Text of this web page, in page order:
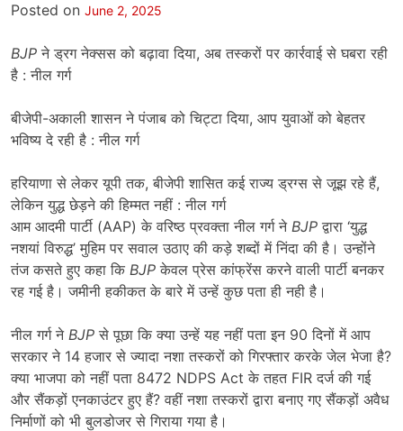
Posted on June 2, 2025
BJPने ड्रग नेक्सस को बढ़ावा दिया, अब तस्करों पर कार्रवाई से घबरा रही
है : नील गर्ग
बीजेपी-अकाली शासन ने पंजाब को चिट्टा दिया, आप युवाओं को बेहतर
भविष्य दे रही है : नील गर्ग
हरियाणा से लेकर यूपी तक, बीजेपी शासित कई राज्य ड्रग्स से जूझ रहे हैं,
लेकिन युद्ध छेड़ने की हिम्मत नहीं : नील गर्ग
आम आदमी पार्टी (AAP) के वरिष्ठ प्रवक्ता नील गर्ग ने BJPद्वारा ‘युद्ध
नशयां विरुद्ध’ मुहिम पर सवाल उठाए की कड़े शब्दों में निंदा की है। उन्होंने
तंज कसते हुए कहा कि BJPकेवल प्रेस कांफ्रेंस करने वाली पार्टी बनकर
रह गई है। जमीनी हकीकत के बारे में उन्हें कुछ पता ही नही है।
नील गर्ग ने BJPसे पूछा कि क्या उन्हें यह नहीं पता इन 90 दिनों में आप
सरकार ने 14 हजार से ज्यादा नशा तस्करों को गिरफ्तार करके जेल भेजा है?
क्या भाजपा को नहीं पता 8472 NDPS Act के तहत FIR दर्ज की गई
और सैंकड़ों एनकाउंटर हुए हैं? वहीं नशा तस्करों द्वारा बनाए गए सैंकड़ों अवैध
निर्माणों को भी बुलडोजर से गिराया गया है।